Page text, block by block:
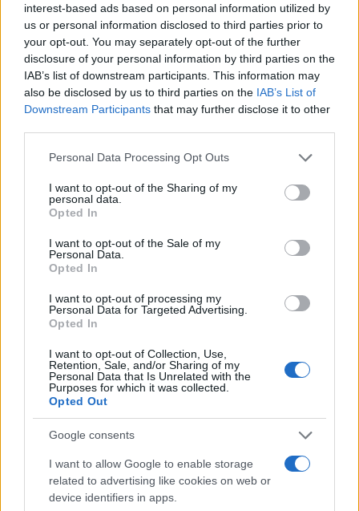
interest-based ads based on personal information utilized by
us or personal information disclosed to third parties prior to
your opt-out. You may separately opt-out of the further
disclosure of your personal information by third parties on the
IAB’s list of downstream participants. This information may
also be disclosed by us to third parties on the IAB’s List of
Downstream Participants that may further disclose it to other
Please note that this website/app uses one or more Google
not limited to your visit or usage behaviour. You may click to
grant or deny consent to Google and its third-party tags to
use your data for below specified purposes in below Google
consent section.
Personal Data Processing Opt Outs
I want to opt-out of the Sharing of my
personal data.
Opted In
I want to opt-out of the Sale of my
Personal Data.
Opted In
I want to opt-out of processing my
Personal Data for Targeted Advertising.
Opted In
I want to opt-out of Collection, Use,
Retention, Sale, and/or Sharing of my
Personal Data that Is Unrelated with the
Purposes for which it was collected.
Opted Out
Google consents
I want to allow Google to enable storage
related to advertising like cookies on web or
device identifiers in apps.
Continua a leggere
BELLEZZA
Makeup timeless effetto diva: base luminosa step-by-
Camilla Fiore · 10 Ago 2026